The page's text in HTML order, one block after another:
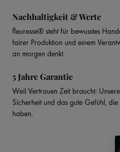
Nachhaltigkeit & Werte
fleuresse® steht für bewusstes
fairer Produktion und einem
an morgen denkt.
5 Jahre Garantie
Weil Vertrauen Zeit braucht:
Sicherheit und das gute Gefühl,
haben.